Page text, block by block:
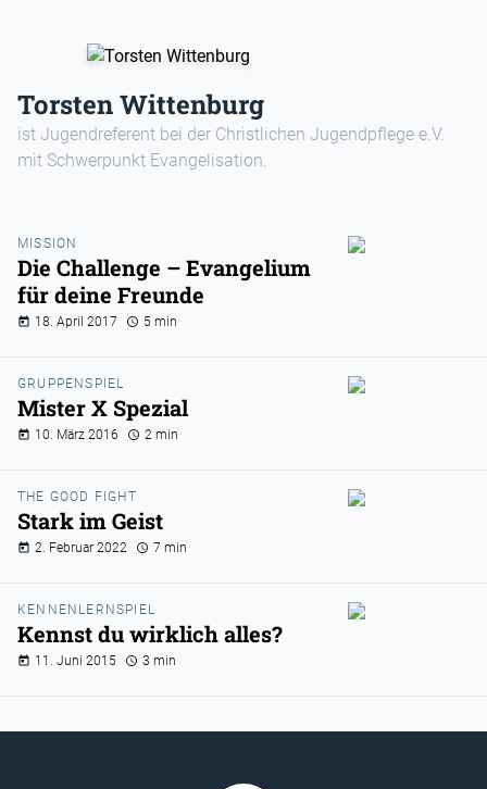
Torsten Wittenburg
ist Jugendreferent bei der Christlichen Jugendpflege e.V.
mit Schwerpunkt Evangelisation.
MISSION
Die Challenge – Evangelium
für deine Freunde
18. April 2017 5 min
GRUPPENSPIEL
Mister X Spezial
10. März 2016 2 min
THE GOOD FIGHT
Stark im Geist
2. Februar 2022 7 min
KENNENLERNSPIEL
Kennst du wirklich alles?
11. Juni 2015 3 min